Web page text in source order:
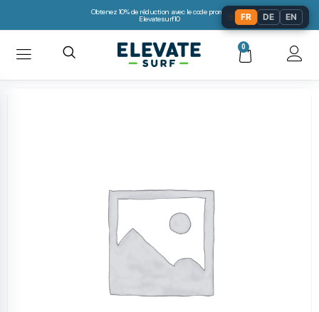
Obtenez 10% de réduction avec le code promo:
Elevatesurf10
0
FR DE EN